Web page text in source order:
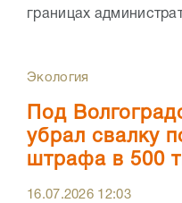
границах
Экология
Под
убрал свалку
штрафа в 500
16.07.2026 12:03